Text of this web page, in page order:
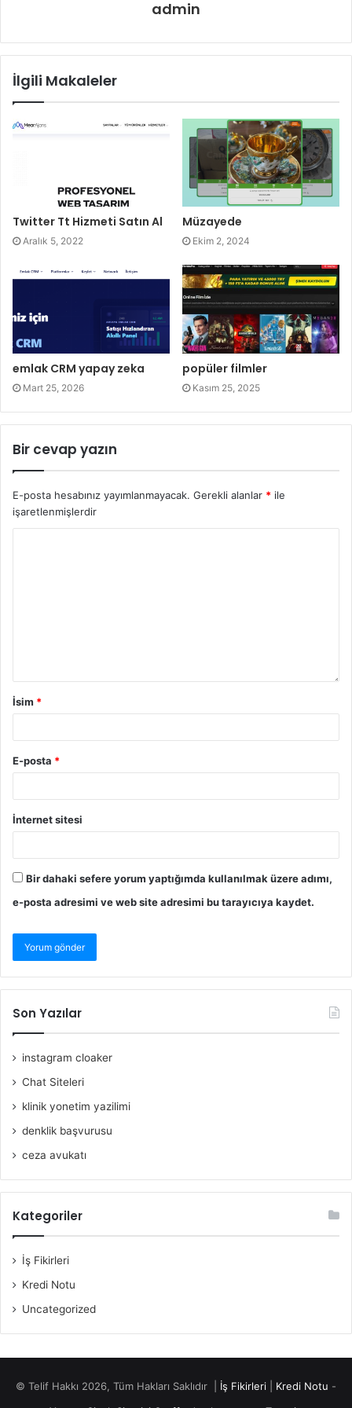
admin
İlgili Makaleler
Twitter Tt Hizmeti Satın Al
Aralık 5, 2022
Müzayede
Ekim 2, 2024
emlak CRM yapay zeka
Mart 25, 2026
popüler filmler
Kasım 25, 2025
Bir cevap yazın
E-posta hesabınız yayımlanmayacak. Gerekli alanlar * ile
işaretlenmişlerdir
İsim *
E-posta *
İnternet sitesi
Bir dahaki sefere yorum yaptığımda kullanılmak üzere adımı,
e-posta adresimi ve web site adresimi bu tarayıcıya kaydet.
Son Yazılar
instagram cloaker
Chat Siteleri
klinik yonetim yazilimi
denklik başvurusu
ceza avukatı
Kategoriler
İş Fikirleri
Kredi Notu
Uncategorized
© Telif Hakkı 2026, Tüm Hakları Saklıdır | İş Fikirleri Kredi Notu -